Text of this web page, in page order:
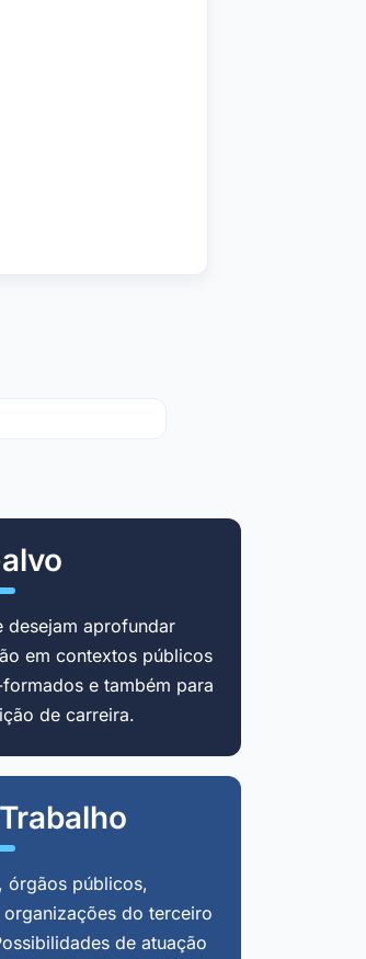
desejam aprofundar
em contextos públicos
e também para
de carreira.
órgãos públicos,
do terceiro
de atuação